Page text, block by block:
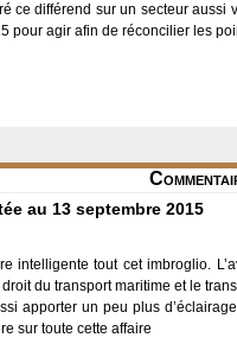
ce différend sur un secteur
pour agir afin de réconcilier les
au 13 septembre 2015
intelligente tout cet imbroglio.
du transport maritime et le
apporter un peu plus
sur toute cette affaire